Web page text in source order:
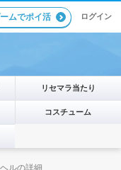
ムでポイ活 ログイン
リセマラ当たり
コスチューム
ルの詳細